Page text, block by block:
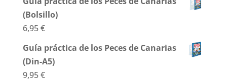
(Bolsillo)
6,95€
Guía práctica de los Peces de Canarias
(Din-A5)
9,95€